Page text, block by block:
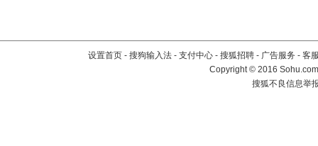
设置首页 - 搜狗输入法 - 支付中心 - 搜狐招聘 - 广告服务 - 客
Copyright©2016
搜狐不良信息举